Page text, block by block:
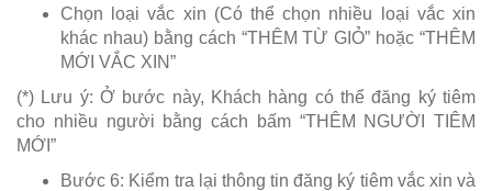
Chọn loại vắc xin (Có thể chọn nhiều loại vắc xin
khác nhau) bằng cách “THÊM TỪ GIỎ” hoặc “THÊM
MỚI VẮC XIN”
(*) Lưu ý: Ở bước này, Khách hàng có thể đăng ký tiêm
cho nhiều người bằng cách bấm “THÊM NGƯỜI TIÊM
MỚI”
Bước 6: Kiểm tra lại thông tin đăng ký tiêm vắc xin và